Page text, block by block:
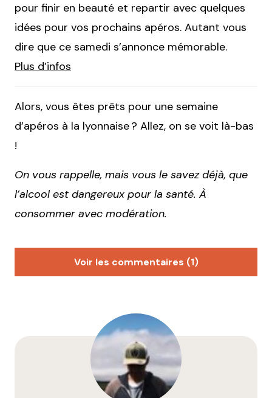
pour finir en beauté et repartir avec quelques
idées pour vos prochains apéros. Autant vous
dire que ce samedi s’annonce mémorable.
Plus d’infos
Alors, vous êtes prêts pour une semaine
d’apéros à la lyonnaise ? Allez, on se voit là-bas
!
On vous rappelle, mais vous le savez déjà, que
l’alcool est dangereux pour la santé. À
consommer avec modération.
Voir les commentaires (1)
Répondre
Votre adresse e-mail ne sera pas publiée.